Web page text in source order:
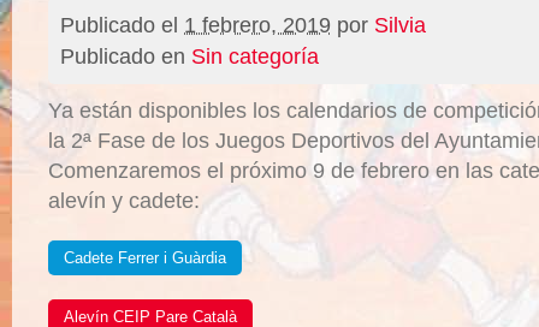
Publicado el 1 febrero, 2019 por Silvia
Publicado en Sin categoría
Ya están disponibles los calendarios de
la 2ª Fase de los Juegos Deportivos del
Comenzaremos el próximo 9 de febrero en las
alevín y cadete:
Cadete Ferrer i Guàrdia
Alevín CEIP Pare Català